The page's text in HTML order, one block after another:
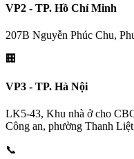
VP2 - TP. Hồ Chí Minh
207B Nguyễn Phúc Chu,
🏢
VP3 - TP. Hà Nội
LK5-43, Khu nhà ở cho
Công an, phường Thanh
📞